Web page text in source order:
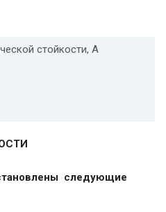
стойкости, А
следующие